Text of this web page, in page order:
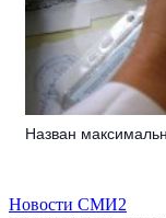
Назван
Новости СМИ2